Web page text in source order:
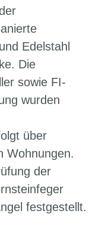
Edelstahl
Die
sowie FI-
wurden
über
Wohnungen.
der
festgestellt.